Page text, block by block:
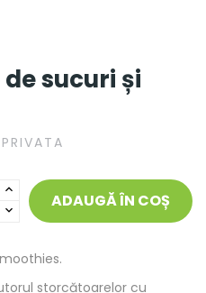
sucuri și
ADAUGĂ ÎN COȘ
storcătoarelor cu